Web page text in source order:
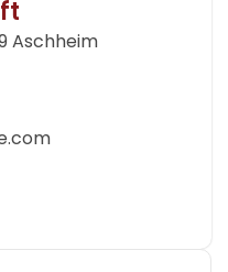
Aschheim